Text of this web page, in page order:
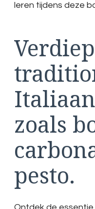
leren tijdens deze
zoals
pesto.